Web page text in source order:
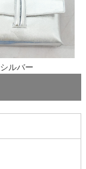
シルバー